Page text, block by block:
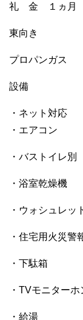
礼 金 １ヵ月
東向き
プロパンガス
設備
・ネット対応
・エアコン
・バストイレ別
・浴室乾燥機
・ウォシュレッ
・住宅用火災警
・下駄箱
・TVモニターホ
・給湯